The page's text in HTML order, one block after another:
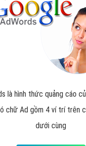
marketing hiệu quả